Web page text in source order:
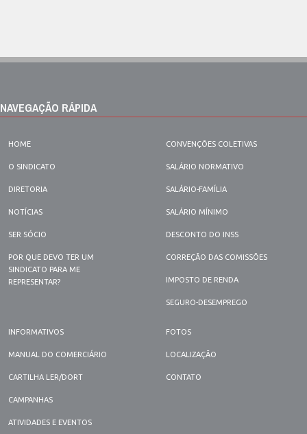
NAVEGAÇÃO RÁPIDA
HOME
O SINDICATO
DIRETORIA
NOTÍCIAS
SER SÓCIO
POR QUE DEVO TER UM
SINDICATO PARA ME
REPRESENTAR?
CONVENÇÕES COLETIVAS
SALÁRIO NORMATIVO
SALÁRIO-FAMÍLIA
SALÁRIO MÍNIMO
DESCONTO DO INSS
CORREÇÃO DAS COMISSÕES
IMPOSTO DE RENDA
SEGURO-DESEMPREGO
INFORMATIVOS
MANUAL DO COMERCIÁRIO
CARTILHA LER/DORT
CAMPANHAS
ATIVIDADES E EVENTOS
FOTOS
LOCALIZAÇÃO
CONTATO